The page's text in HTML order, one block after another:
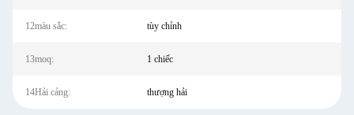
12màu sắc: tùy chỉnh
13moq: 1 chiếc
14Hải cảng: thượng hải